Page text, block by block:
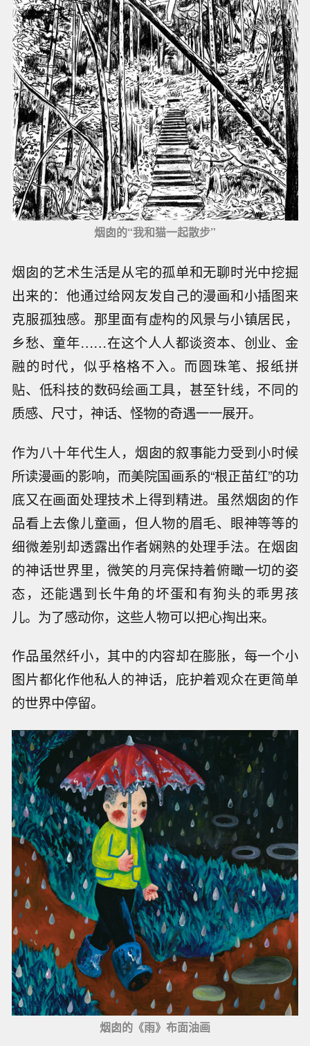
烟囱的“我和猫一起散步”
烟囱的艺术生活是从宅的孤单和无聊时光中挖掘
出来的：他通过给网友发自己的漫画和小插图来
克服孤独感。那里面有虚构的风景与小镇居民，
乡愁、童年……在这个人人都谈资本、创业、金
融的时代，似乎格格不入。而圆珠笔、报纸拼
贴、低科技的数码绘画工具，甚至针线，不同的
质感、尺寸，神话、怪物的奇遇一一展开。
作为八十年代生人，烟囱的叙事能力受到小时候
所读漫画的影响，而美院国画系的“根正苗红”的功
底又在画面处理技术上得到精进。虽然烟囱的作
品看上去像儿童画，但人物的眉毛、眼神等等的
细微差别却透露出作者娴熟的处理手法。在烟囱
的神话世界里，微笑的月亮保持着俯瞰一切的姿
态，还能遇到长牛角的坏蛋和有狗头的乖男孩
儿。为了感动你，这些人物可以把心掏出来。
作品虽然纤小，其中的内容却在膨胀，每一个小
图片都化作他私人的神话，庇护着观众在更简单
的世界中停留。
烟囱的《雨》布面油画